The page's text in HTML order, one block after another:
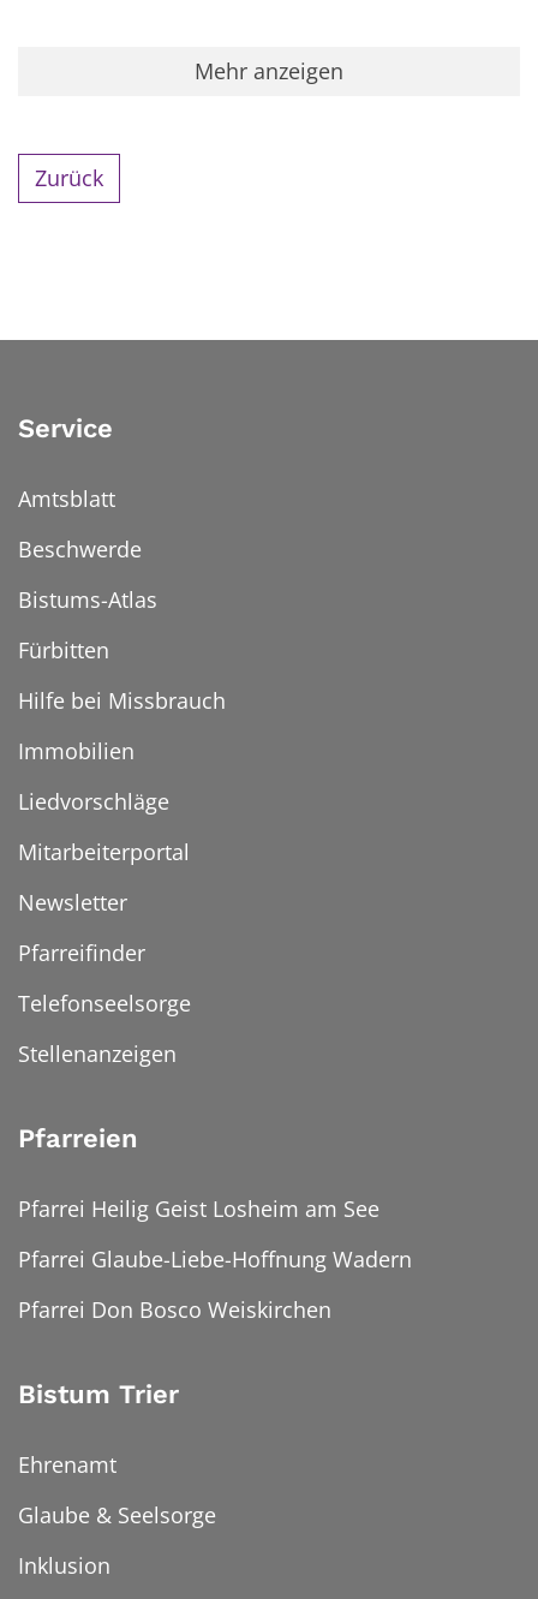
Mehr anzeigen
Zurück
Service
Amtsblatt
Beschwerde
Bistums-Atlas
Fürbitten
Hilfe bei Missbrauch
Immobilien
Liedvorschläge
Mitarbeiterportal
Newsletter
Pfarreifinder
Telefonseelsorge
Stellenanzeigen
Pfarreien
Pfarrei Heilig Geist Losheim am See
Pfarrei Glaube-Liebe-Hoffnung Wadern
Pfarrei Don Bosco Weiskirchen
Bistum Trier
Ehrenamt
Glaube & Seelsorge
Inklusion